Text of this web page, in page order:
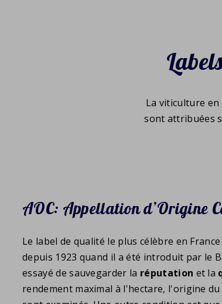
La viticulture
sont attribuées
AOC: Appellation d’Origine
Le label de qualité le plus célèbre en France
depuis 1923 quand il a été introduit par le
essayé de sauvegarder la réputation et la
rendement maximal à l'hectare, l'origine